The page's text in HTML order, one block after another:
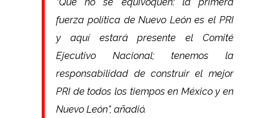
fuerza política de Nuevo León es el PRI
y aquí estará presente el Comité
Ejecutivo Nacional; tenemos la
responsabilidad de construir el mejor
PRI de todos los tiempos en México y en
Nuevo León”, añadió.